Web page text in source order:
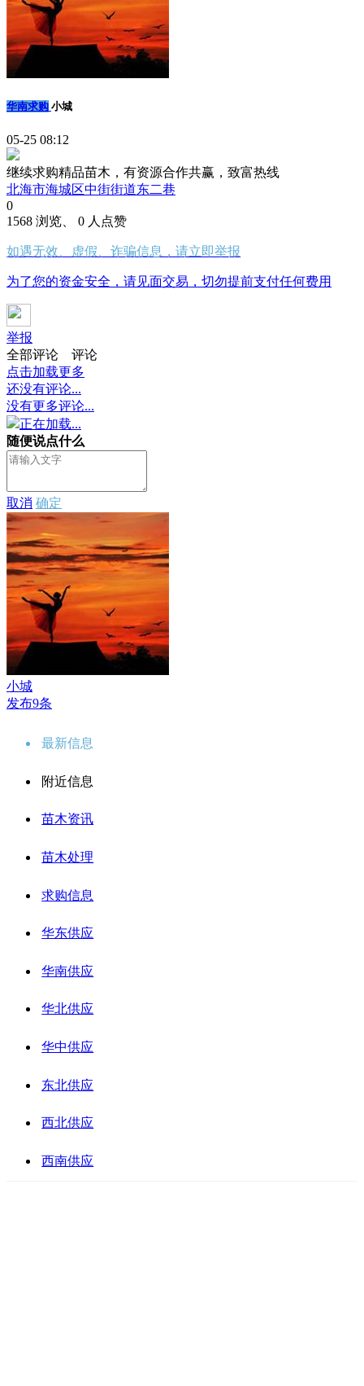
华南求购 小城
05-25 08:12
继续求购精品苗木，有资源合作共赢，致富热线
北海市海城区中街街道东二巷
0
1568 浏览、 0 人点赞
如遇无效、虚假、诈骗信息，请立即举报
为了您的资金安全，请见面交易，切勿提前支付任何费用
举报
全部评论
评论
点击加载更多
还没有评论...
没有更多评论...
正在加载...
随便说点什么
取消 确定
小城
发布9条
最新信息
附近信息
苗木资讯
苗木处理
求购信息
华东供应
华南供应
华北供应
华中供应
东北供应
西北供应
西南供应